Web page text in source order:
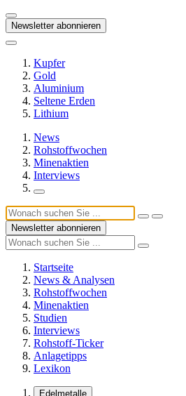
Newsletter abonnieren
Kupfer
Gold
Aluminium
Seltene Erden
Lithium
News
Rohstoffwochen
Minenaktien
Interviews
Newsletter abonnieren
Startseite
News & Analysen
Rohstoffwochen
Minenaktien
Studien
Interviews
Rohstoff-Ticker
Anlagetipps
Lexikon
Edelmetalle